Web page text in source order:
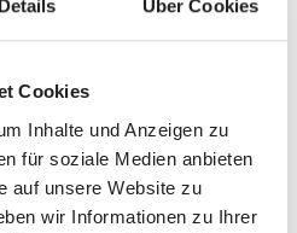
Details Über Cookies
Cookies
Inhalte und Anzeigen zu
für soziale Medien anbieten
auf unsere Website zu
wir Informationen zu Ihrer
Rundsitzgruppe
WC
franz. Bett